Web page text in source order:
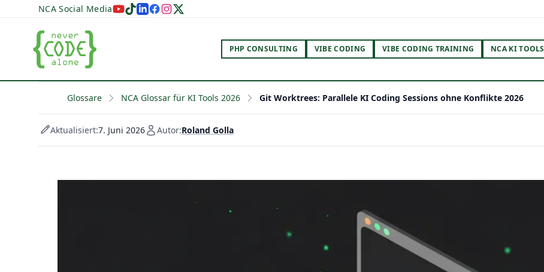
NCA Social Media
PHP CONSULTING VIBE CODING VIBE CODING TRAINING NCA KI TOOLS
Glossare NCA Glossar für KI Tools 2026 Git Worktrees: Parallele KI Coding Sessions ohne Konflikte 2026
Aktualisiert:7. Juni 2026 Autor:Roland Golla